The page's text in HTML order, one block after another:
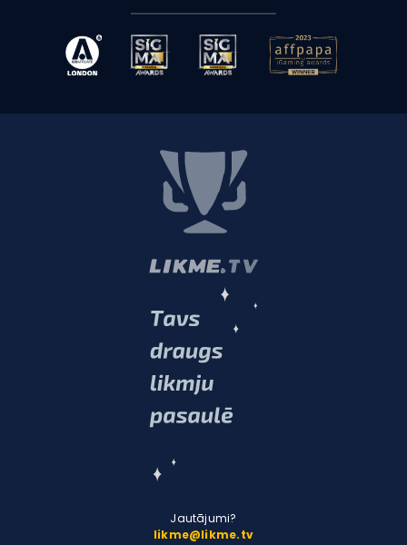
Jautājumi?
likme@likme.tv